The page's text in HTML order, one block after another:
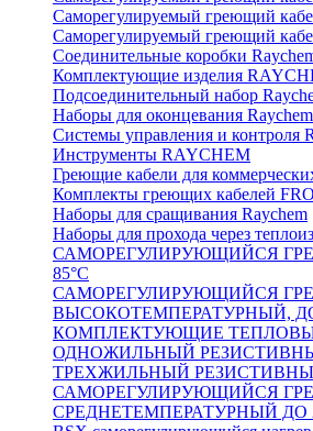
Саморегулируемый греющий
Саморегулируемый греющий
Соединительные коробки
Комплектующие изделия
Подсоединительный набор
Наборы для оконцевания Raychem
Системы управления и контроля
Инструменты RAYCHEM
Греющие кабели для
Комплекты греющих кабелей
Наборы для сращивания Raychem
Наборы для прохода через
САМОРЕГУЛИРУЮЩИЙСЯ
85°С
САМОРЕГУЛИРУЮЩИЙСЯ
ВЫСОКОТЕМПЕРАТУРНЫЙ, ДО
КОМПЛЕКТУЮЩИЕ
ОДНОЖИЛЬНЫЙ
ТРЕХЖИЛЬНЫЙ
САМОРЕГУЛИРУЮЩИЙСЯ
СРЕДНЕТЕМПЕРАТУРНЫЙ ДО